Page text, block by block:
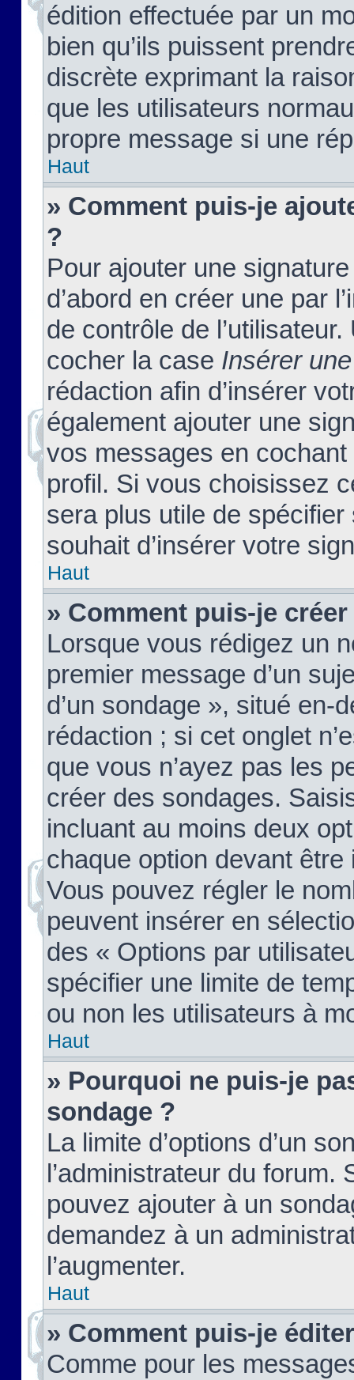
édition effectuée par un
bien qu’ils puissent
discrète exprimant la
que les utilisateurs
propre message si une
Haut
» Comment puis-je
?
Pour ajouter une
d’abord en créer une par
de contrôle de
cocher la case Insérer
rédaction afin d’insérer
également ajouter une
vos messages en
profil. Si vous choisissez
sera plus utile de
souhait d’insérer votre
Haut
» Comment puis-je
Lorsque vous rédigez un
premier message d’un
d’un sondage », situé en-
rédaction ; si cet onglet
que vous n’ayez pas les
créer des sondages.
incluant au moins deux
chaque option devant
Vous pouvez régler le
peuvent insérer en
des « Options par
spécifier une limite de
ou non les utilisateurs à
Haut
» Pourquoi ne puis-je
sondage ?
La limite d’options d’un
l’administrateur du forum.
pouvez ajouter à un
demandez à un
l’augmenter.
Haut
» Comment puis-je
Comme pour les